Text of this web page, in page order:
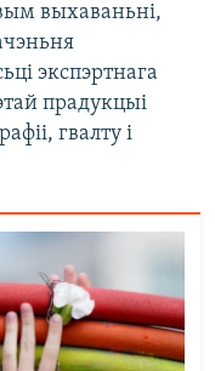
выхаваньні,
экспэртнага
прадукцыі
гвалту і